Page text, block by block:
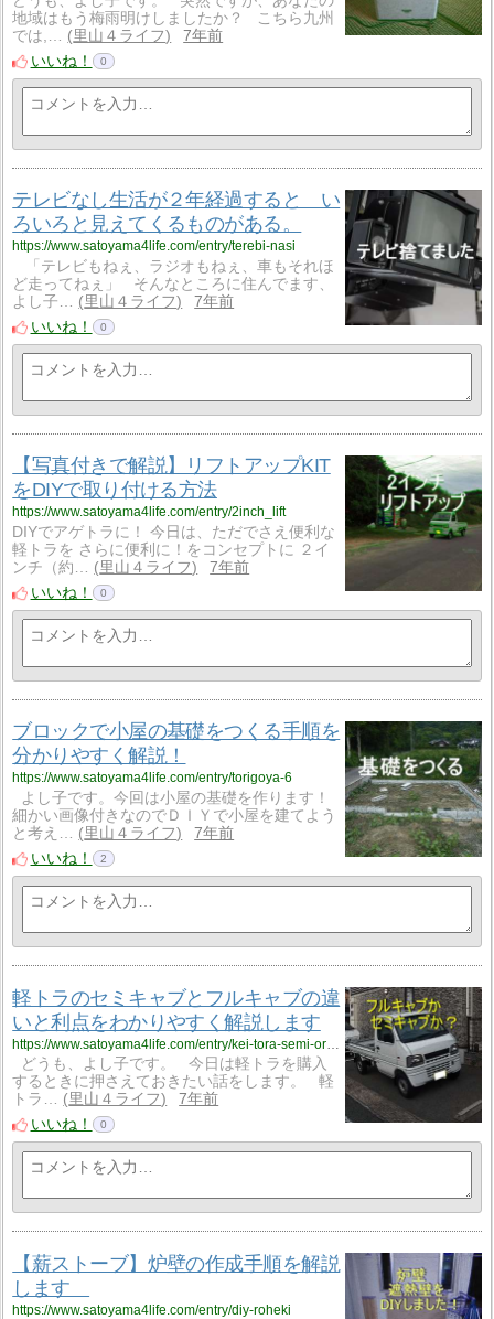
地域はもう梅雨明けしましたか？ こちら九州
では,…
里山４ライフ
7年前
いいね！
0
テレビなし生活が２年経過すると い
ろいろと見えてくるものがある。
https://www.satoyama4life.com/entry/terebi-nasi
「テレビもねぇ、ラジオもねぇ、車もそれほ
ど走ってねぇ」 そんなところに住んでます、
よし子…
里山４ライフ
7年前
いいね！
0
【写真付きで解説】リフトアップKIT
をDIYで取り付ける方法
https://www.satoyama4life.com/entry/2inch_lift
DIYでアゲトラに！ 今日は、ただでさえ便利な
軽トラを さらに便利に！をコンセプトに ２イ
ンチ（約…
里山４ライフ
7年前
いいね！
0
ブロックで小屋の基礎をつくる手順を
分かりやすく解説！
https://www.satoyama4life.com/entry/torigoya-6
よし子です。今回は小屋の基礎を作ります！
細かい画像付きなのでＤＩＹで小屋を建てよう
と考え…
里山４ライフ
7年前
いいね！
2
軽トラのセミキャブとフルキャブの違
いと利点をわかりやすく解説します
どうも、よし子です。 今日は軽トラを購入
するときに押さえておきたい話をします。 軽
トラ…
里山４ライフ
7年前
いいね！
0
【薪ストーブ】炉壁の作成手順を解説
します
https://www.satoyama4life.com/entry/diy-roheki